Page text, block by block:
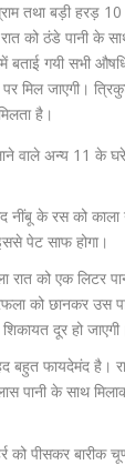
तथा बड़ी हरड़
को ठंडे पानी के
बताई गयी सभी
मिल जाएगी।
है।
वाले अन्य 11 के
नींबू के रस को काला
पेट साफ होगा।
रात को एक लिटर
को छानकर उस
दूर हो जाएगी।
बहुत फायदेमंद है।
पानी के साथ
को पीसकर बारीक